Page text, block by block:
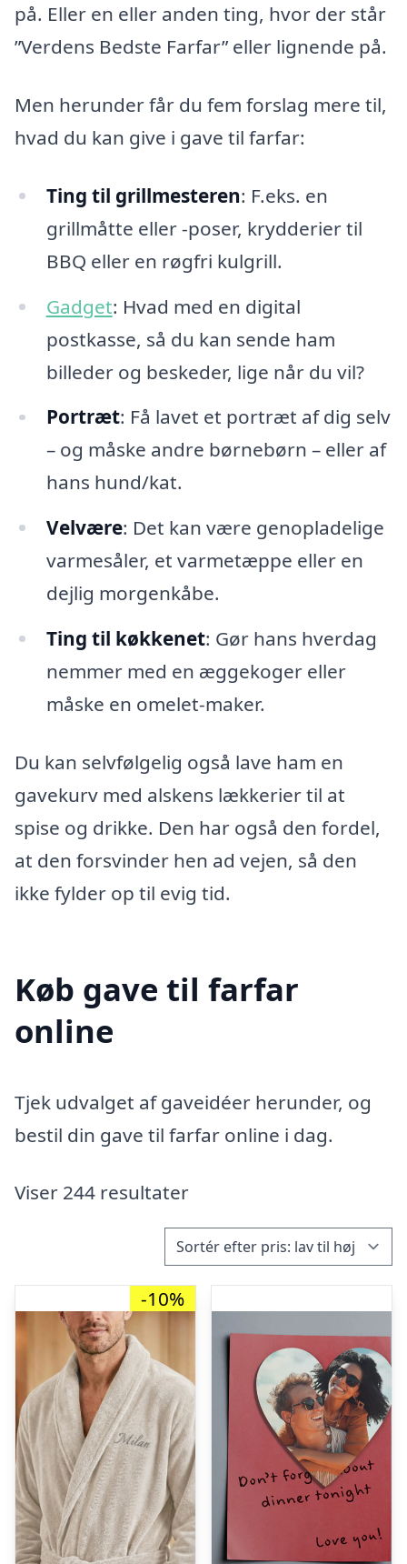
på. Eller en eller anden ting, hvor der står
”Verdens Bedste Farfar” eller lignende på.
Men herunder får du fem forslag mere til,
hvad du kan give i gave til farfar:
Ting til grillmesteren: F.eks. en
grillmåtte eller -poser, krydderier til
BBQ eller en røgfri kulgrill.
Gadget: Hvad med en digital
postkasse, så du kan sende ham
billeder og beskeder, lige når du vil?
Portræt: Få lavet et portræt af dig selv
– og måske andre børnebørn – eller af
hans hund/kat.
Velvære: Det kan være genopladelige
varmesåler, et varmetæppe eller en
dejlig morgenkåbe.
Ting til køkkenet: Gør hans hverdag
nemmer med en æggekoger eller
måske en omelet-maker.
Du kan selvfølgelig også lave ham en
gavekurv med alskens lækkerier til at
spise og drikke. Den har også den fordel,
at den forsvinder hen ad vejen, så den
ikke fylder op til evig tid.
Køb gave til farfar
online
Tjek udvalget af gaveidéer herunder, og
bestil din gave til farfar online i dag.
Viser 244 resultater
-10%